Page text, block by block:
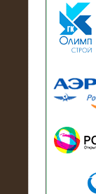
модуль